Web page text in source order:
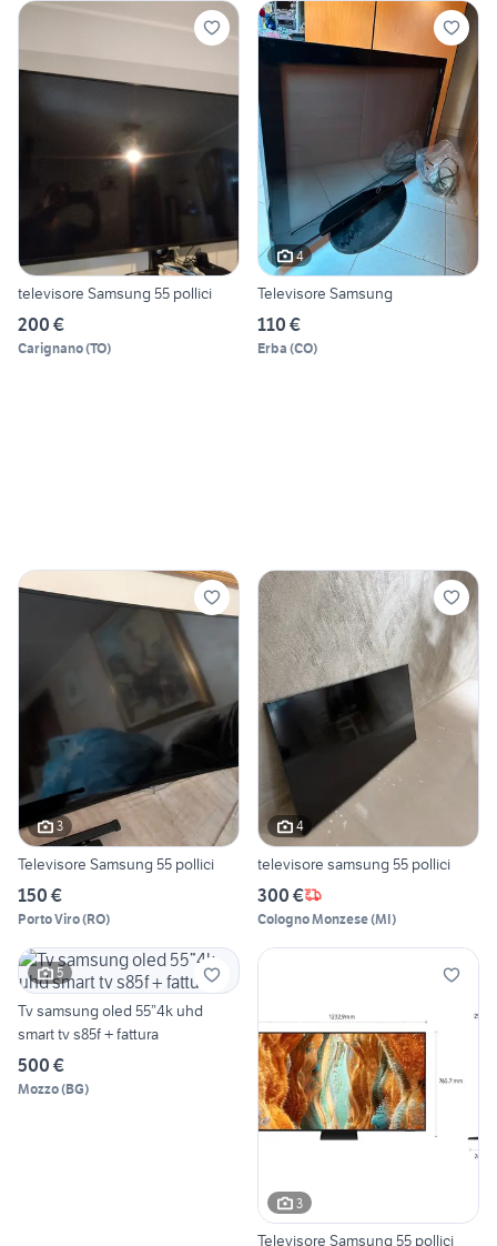
televisore Samsung 55 pollici
200 €
Carignano(TO)
4
Televisore Samsung
110 €
Erba (CO)
3
Televisore Samsung 55 pollici
150 €
Porto Viro(RO)
4
televisore samsung 55 pollici
300 €
Cologno Monzese(MI)
5
Tv samsung oled 55”4k uhd
smart tv s85f + fattura
500 €
Mozzo(BG)
3
Televisore Samsung 55 pollici